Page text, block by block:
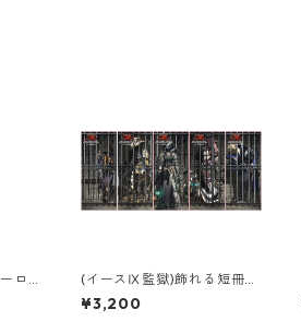
ロ
(イースⅨ監獄)飾れる短冊型
はがき『セット販売』
¥3,200